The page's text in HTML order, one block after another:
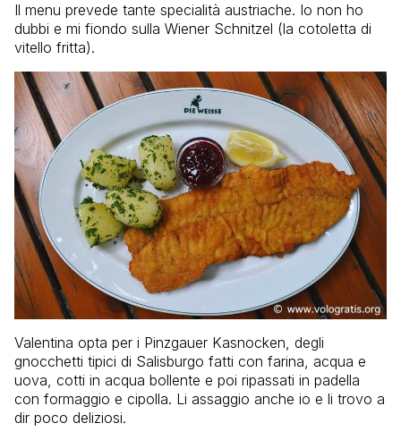
Il menu prevede tante specialità austriache. Io non ho
dubbi e mi fiondo sulla Wiener Schnitzel (la cotoletta di
vitello fritta).
Valentina opta per i Pinzgauer Kasnocken, degli
gnocchetti tipici di Salisburgo fatti con farina, acqua e
uova, cotti in acqua bollente e poi ripassati in padella
con formaggio e cipolla. Li assaggio anche io e li trovo a
dir poco deliziosi.